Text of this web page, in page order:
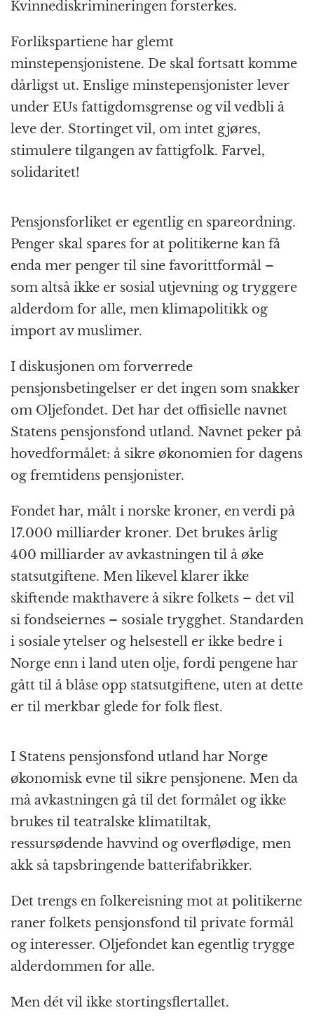
Kvinnediskrimineringen forsterkes.
Forlikspartiene har glemt
minstepensjonistene. De skal fortsatt komme
dårligst ut. Enslige minstepensjonister lever
under EUs fattigdomsgrense og vil vedbli å
leve der. Stortinget vil, om intet gjøres,
stimulere tilgangen av fattigfolk. Farvel,
solidaritet!
Pensjonsforliket er egentlig en spareordning.
Penger skal spares for at politikerne kan få
enda mer penger til sine favorittformål –
som altså ikke er sosial utjevning og tryggere
alderdom for alle, men klimapolitikk og
import av muslimer.
I diskusjonen om forverrede
pensjonsbetingelser er det ingen som snakker
om Oljefondet. Det har det offisielle navnet
Statens pensjonsfond utland. Navnet peker på
hovedformålet: å sikre økonomien for dagens
og fremtidens pensjonister.
Fondet har, målt i norske kroner, en verdi på
17.000 milliarder kroner. Det brukes årlig
400 milliarder av avkastningen til å øke
statsutgiftene. Men likevel klarer ikke
skiftende makthavere å sikre folkets – det vil
si fondseiernes – sosiale trygghet. Standarden
i sosiale ytelser og helsestell er ikke bedre i
Norge enn i land uten olje, fordi pengene har
gått til å blåse opp statsutgiftene, uten at dette
er til merkbar glede for folk flest.
I Statens pensjonsfond utland har Norge
økonomisk evne til sikre pensjonene. Men da
må avkastningen gå til det formålet og ikke
brukes til teatralske klimatiltak,
ressursødende havvind og overflødige, men
akk så tapsbringende batterifabrikker.
Det trengs en folkereisning mot at politikerne
raner folkets pensjonsfond til private formål
og interesser. Oljefondet kan egentlig trygge
alderdommen for alle.
Men dét vil ikke stortingsflertallet.